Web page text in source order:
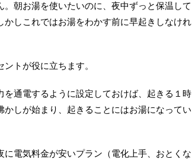
朝お湯を使いたいのに、夜中ずっと保温して
かしこれではお湯をわかす前に早起きしなけれ
トが役に立ちます。
通電するように設定しておけば、起きる１時
かしが始まり、起きることにはお湯になってい
に電気料金が安いプラン（電化上手、おとくな